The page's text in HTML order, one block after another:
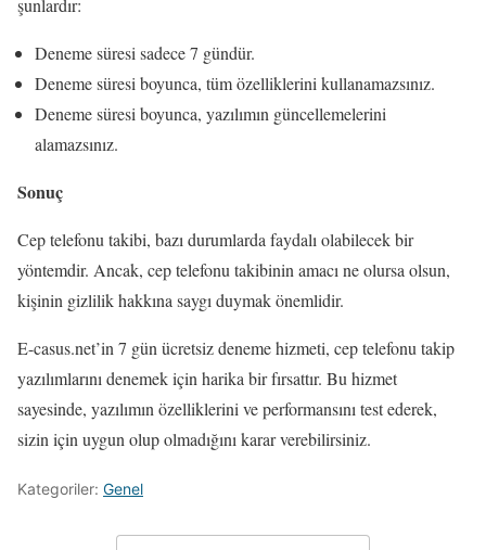
şunlardır:
Deneme süresi sadece 7 gündür.
Deneme süresi boyunca, tüm özelliklerini kullanamazsınız.
Deneme süresi boyunca, yazılımın güncellemelerini
alamazsınız.
Sonuç
Cep telefonu takibi, bazı durumlarda faydalı olabilecek bir
yöntemdir. Ancak, cep telefonu takibinin amacı ne olursa olsun,
kişinin gizlilik hakkına saygı duymak önemlidir.
E-casus.net’in 7 gün ücretsiz deneme hizmeti, cep telefonu takip
yazılımlarını denemek için harika bir fırsattır. Bu hizmet
sayesinde, yazılımın özelliklerini ve performansını test ederek,
sizin için uygun olup olmadığını karar verebilirsiniz.
Kategoriler: Genel